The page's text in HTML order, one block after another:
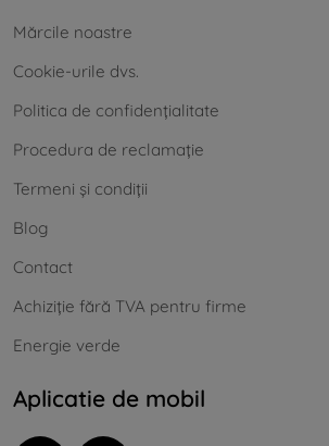
Mărcile noastre
Cookie-urile dvs.
Politica de confidențialitate
Procedura de reclamație
Termeni și condiții
Blog
Contact
Achiziție fără TVA pentru firme
Energie verde
Aplicatie de mobil